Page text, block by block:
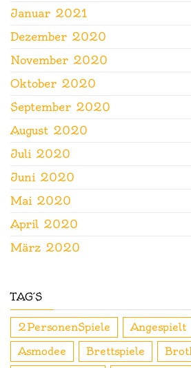
Januar 2021
Dezember 2020
November 2020
Oktober 2020
September 2020
August 2020
Juli 2020
Juni 2020
Mai 2020
April 2020
März 2020
TAG´S
2PersonenSpiele Angespielt
Asmodee
Brettspiele